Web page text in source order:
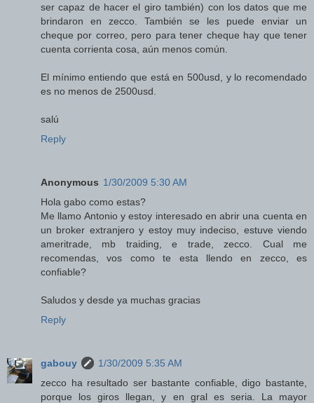
ser capaz de hacer el giro también) con los datos que me
brindaron en zecco. También se les puede enviar un
cheque por correo, pero para tener cheque hay que tener
cuenta corrienta cosa, aún menos común.
El mínimo entiendo que está en 500usd, y lo recomendado
es no menos de 2500usd.
salú
Reply
Anonymous 1/30/2009 5:30 AM
Hola gabo como estas?
Me llamo Antonio y estoy interesado en abrir una cuenta en
un broker extranjero y estoy muy indeciso, estuve viendo
ameritrade, mb traiding, e trade, zecco. Cual me
recomendas, vos como te esta llendo en zecco, es
confiable?
Saludos y desde ya muchas gracias
Reply
gabouy
1/30/2009 5:35 AM
zecco ha resultado ser bastante confiable, digo bastante,
porque los giros llegan, y en gral es seria. La mayor